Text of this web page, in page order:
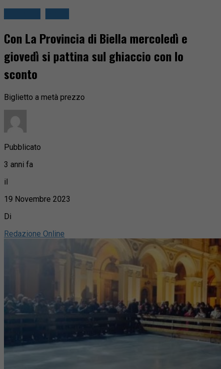
Con La Provincia di Biella mercoledì e
giovedì si pattina sul ghiaccio con lo
sconto
Biglietto a metà prezzo
Pubblicato
3 anni fa
il
19 Novembre 2023
Di
Redazione Online